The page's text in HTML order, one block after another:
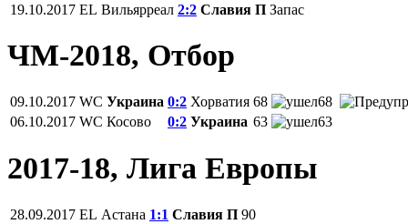
19.10.2017 EL Вильярреал 2:2 Славия П Запас
ЧМ-2018, Отбор
09.10.2017 WC Украина 0:2 Хорватия 68
68
06.10.2017 WC Косово 0:2 Украина 63 63
2017-18, Лига Европы
28.09.2017 EL Астана 1:1 Славия П 90